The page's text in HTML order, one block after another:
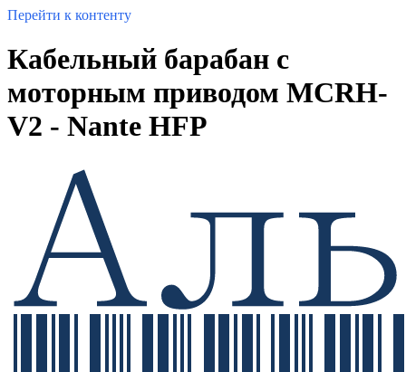
Перейти к контенту
Кабельный барабан с
моторным приводом MCRH-
V2 - Nante HFP